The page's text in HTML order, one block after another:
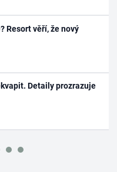
Resort věří, že nový
Detaily prozrazuje